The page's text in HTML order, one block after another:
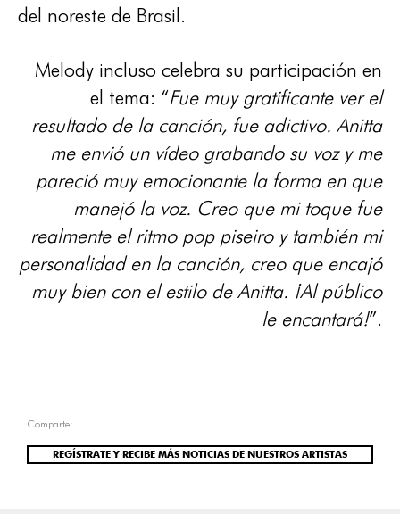
del noreste de Brasil.
Melody incluso celebra su participación en
el tema: “Fue muy gratificante ver el
resultado de la canción, fue adictivo. Anitta
me envió un vídeo grabando su voz y me
pareció muy emocionante la forma en que
manejó la voz. Creo que mi toque fue
realmente el ritmo pop piseiro y también mi
personalidad en la canción, creo que encajó
muy bien con el estilo de Anitta. ¡Al público
le encantará!”.
Comparte:
REGÍSTRATE Y RECIBE MÁS NOTICIAS DE NUESTROS ARTISTAS